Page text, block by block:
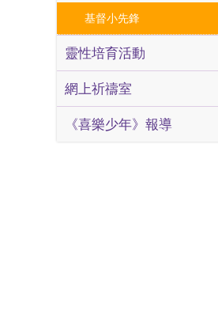
基督小先鋒
靈性培育活動
網上祈禱室
《喜樂少年》報導